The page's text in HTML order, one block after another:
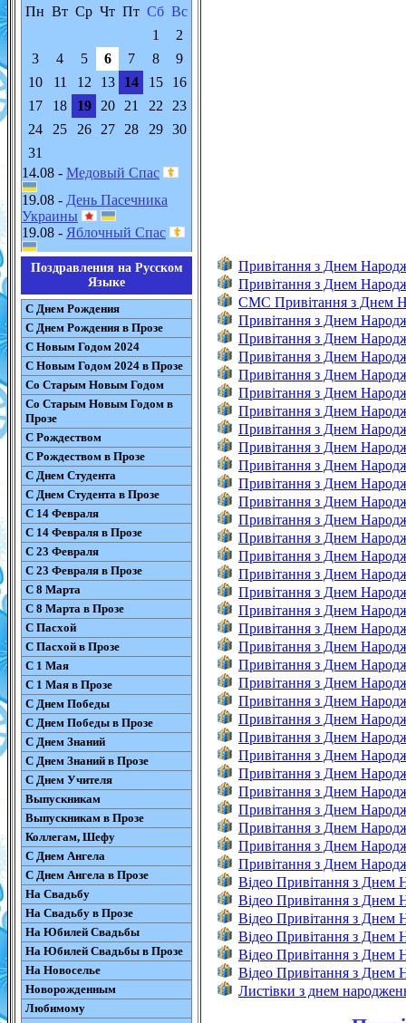
Пн Вт Ср Чт Пт Сб Вс
1
2
3
4 5 6 7 8
9
10
11 12 13 14 15
16
17
18 19 20 21 22
23
24
25 26 27 28 29
30
31
14.08 - Медовый Спас
19.08 - День Пасечника
Украины
19.08 - Яблочный Спас
Поздравления на Русском
Языке
С Днем Рождения
С Днем Рождения в Прозе
С Новым Годом 2024
С Новым Годом 2024 в Прозе
Со Старым Новым Годом
Со Старым Новым Годом в
Прозе
С Рождеством
С Рождеством в Прозе
С Днем Студента
С Днем Студента в Прозе
С 14 Февраля
С 14 Февраля в Прозе
С 23 Февраля
С 23 Февраля в Прозе
С 8 Марта
С 8 Марта в Прозе
С Пасхой
С Пасхой в Прозе
С 1 Мая
С 1 Мая в Прозе
С Днем Победы
С Днем Победы в Прозе
С Днем Знаний
С Днем Знаний в Прозе
С Днем Учителя
Выпускникам
Выпускникам в Прозе
Коллегам, Шефу
С Днем Ангела
С Днем Ангела в Прозе
На Свадьбу
На Свадьбу в Прозе
На Юбилей Свадьбы
На Юбилей Свадьбы в Прозе
На Новоселье
Новорожденным
Любимому
Привітання з Днем
Привітання з Днем
CMC Привітання з Днем
Привітання з Днем
Привітання з Днем
Привітання з Днем
Привітання з Днем
Привітання з Днем
Привітання з Днем
Привітання з Днем
Привітання з Днем
Привітання з Днем
Привітання з Днем
Привітання з Днем
Привітання з Днем
Привітання з Днем
Привітання з Днем
Привітання з Днем
Привітання з Днем
Привітання з Днем
Привітання з Днем
Привітання з Днем
Привітання з Днем
Привітання з Днем
Привітання з Днем
Привітання з Днем
Привітання з Днем
Привітання з Днем
Привітання з Днем
Привітання з Днем
Привітання з Днем
Привітання з Днем
Привітання з Днем
Привітання з Днем
Відео Привітання з Днем
Відео Привітання з Днем
Відео Привітання з Днем
Відео Привітання з Днем
Відео Привітання з Днем
Відео Привітання з Днем
Листівки з днем